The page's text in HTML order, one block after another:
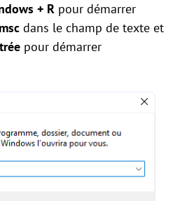
+ R pour démarrer
dans le champ de texte et
pour démarrer